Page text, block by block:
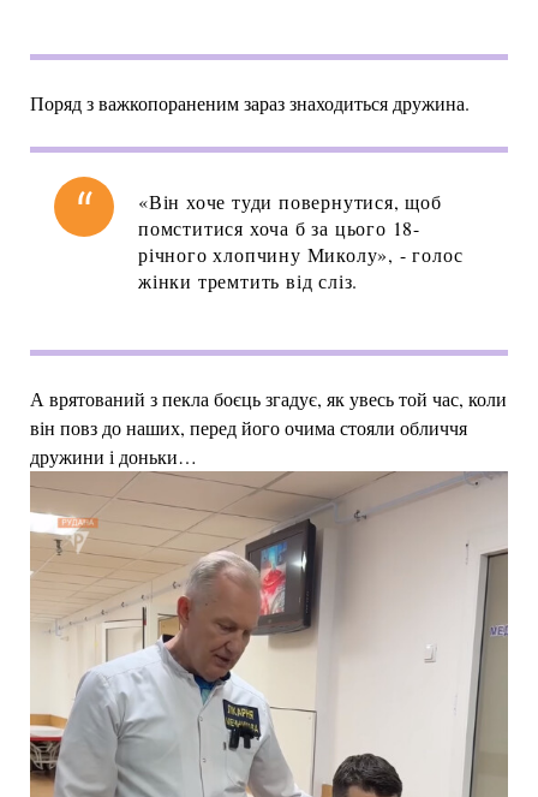
Поряд з важкопораненим зараз знаходиться дружина.
«Він хоче туди повернутися, щоб
помститися хоча б за цього 18-
річного хлопчину Миколу», - голос
жінки тремтить від сліз.
А врятований з пекла боєць згадує, як увесь той час, коли
він повз до наших, перед його очима стояли обличчя
дружини і доньки…